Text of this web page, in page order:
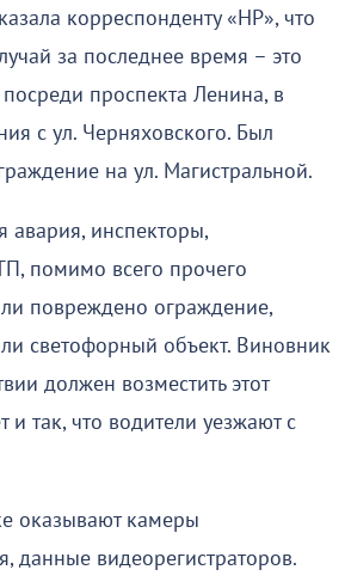
корреспонденту «НР», что
за последнее время – это
проспекта Ленина, в
с ул. Черняховского. Был
на ул. Магистральной.
авария, инспекторы,
помимо всего прочего
повреждено ограждение,
светофорный объект. Виновник
должен возместить этот
и так, что водители уезжают с
оказывают камеры
данные видеорегистраторов.